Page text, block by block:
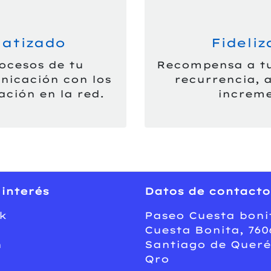
de tu
con los
en la red.
Recompensa a
recurrencia,
Datos de
Paseo Cuesta
Cuesta Bonita,
Santiago de
Qro